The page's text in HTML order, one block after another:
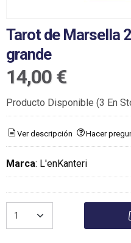
Tarot de Marsella
grande
14,00 €
Producto Disponible (3 En
Ver descripción Hacer
Marca: L'enKanteri